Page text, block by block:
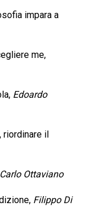
impara a
me,
Edoardo
riordinare il
Carlo Ottaviano
Filippo Di